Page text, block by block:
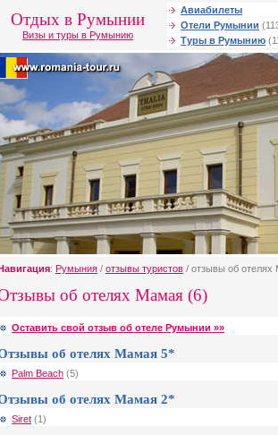
Отдых в Румынии
Визы и туры в Румынию
Авиабилеты
Отели Румынии
Туры в Румынию
: Румыния / отзывы туристов / отзывы об отелях
об отелях Мамая (6)
Оставить свой отзыв об отеле Румынии »»
об отелях Мамая 5*
Palm Beach (5)
об отелях Мамая 2*
Siret (1)